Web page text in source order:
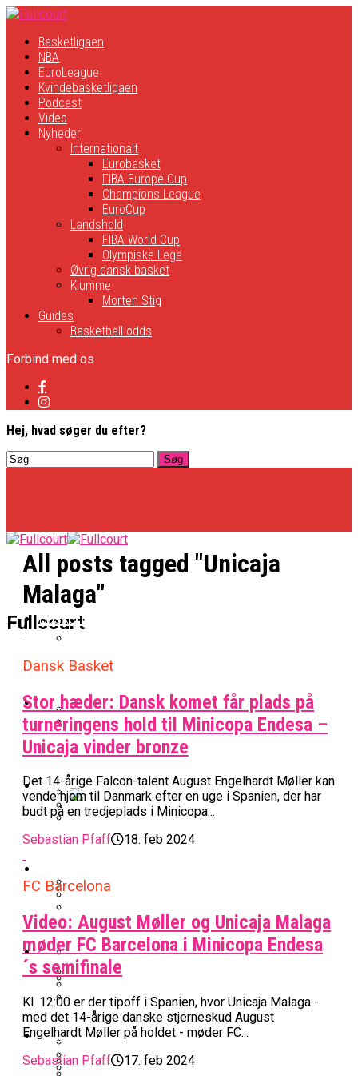
Basketligaen
NBA
EuroLeague
Kvindebasketligaen
Podcast
Video
Nyheder
Internationalt
Eurobasket
FIBA Europe Cup
Champions League
EuroCup
Landshold
FIBA World Cup
Olympiske Lege
Øvrig dansk basket
Klumme
Morten Stig
Guides
Basketball odds
Forbind med os
Hej, hvad søger du efter?
Fullcourt
Basketligaen
Officielt: Vejen Gafler Dansker Hos Rabbits
BK Vejen Opruster: Amerikansk Point
Guard På Plads
Nu Står Det Klart: Den Dag Starter
Værløse-Komet Skifter Til Den Bedste
Spanske Række
Officielt: Bakken Skal Spille Champions
League-Kvalifikation
NBA
Warriors Forlænger Med Succestræner
På Porten
Stjerne Akut Opereret: Misser Nøglekampe
Efter Uhyggelig Skade
EuroLeague
Danskerne Imponerede Torsdag Aften I
Anders Sommer Scorer Kæmpe Trænerjob
I EuroLeague
Sølv Til Tobias Jensen: Bayern Er Tysk
Mester Efter To Missede Ulm-Matchbolde
College Er Slut: Frida Formann Fortsætter
Karrieren I Schweiz
Efter ‘The Double’: Kvindebasketligaens
MVP Rykker Til Sverige
Podcast
Podcast: “Med Lars Og Torben Som
Trænere, Gav Man Sig 100 Procent”
Video
All posts tagged "Unicaja
Malaga"
Dansk Basket
Stor hæder: Dansk komet får plads på
turneringens hold til Minicopa Endesa –
Unicaja vinder bronze
Det 14-årige Falcon-talent August Engelhardt Møller kan
vende hjem til Danmark efter en uge i Spanien, der har
budt på en tredjeplads i Minicopa...
Sebastian Pfaff
18. feb 2024
FC Barcelona
Video: August Møller og Unicaja Malaga
møder FC Barcelona i Minicopa Endesa
´s semifinale
Kl. 12:00 er der tipoff i Spanien, hvor Unicaja Malaga -
med det 14-årige danske stjerneskud August
Engelhardt Møller på holdet - møder FC...
Sebastian Pfaff
17. feb 2024